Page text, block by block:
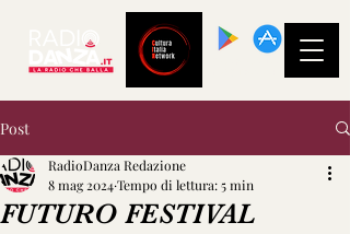
Post
FUTURO FESTIVAL
RadioDanza Redazione
8 mag 2024Tempo di lettura: 5 min